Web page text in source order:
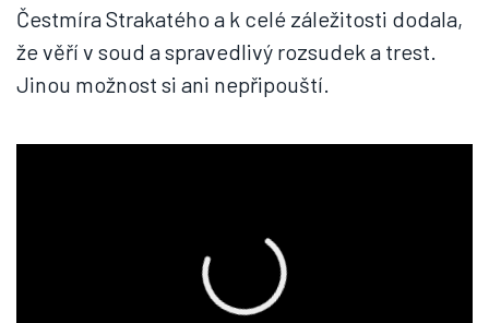
Čestmíra Strakatého a k celé záležitosti dodala,
že věří v soud a spravedlivý rozsudek a trest.
Jinou možnost si ani nepřipouští.